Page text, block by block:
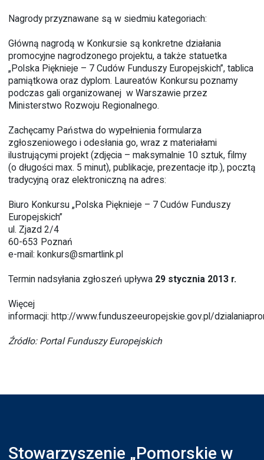
Nagrody przyznawane są w siedmiu kategoriach:
Główną nagrodą w Konkursie są konkretne działania
promocyjne nagrodzonego projektu, a także statuetka
„Polska Pięknieje – 7 Cudów Funduszy Europejskich”, tablica
pamiątkowa oraz dyplom. Laureatów Konkursu poznamy
podczas gali organizowanej w Warszawie przez
Ministerstwo Rozwoju Regionalnego.
Zachęcamy Państwa do wypełnienia formularza
zgłoszeniowego i odesłania go, wraz z materiałami
ilustrującymi projekt (zdjęcia – maksymalnie 10 sztuk, filmy
(o długości max. 5 minut), publikacje, prezentacje itp.), pocztą
tradycyjną oraz elektroniczną na adres:
Biuro Konkursu „Polska Pięknieje – 7 Cudów Funduszy
Europejskich”
ul. Zjazd 2/4
60-653 Poznań
e-mail: konkurs@smartlink.pl
Termin nadsyłania zgłoszeń upływa 29 stycznia 2013 r.
Więcej
informacji: http://www.funduszeeuropejskie.gov.pl/
Źródło: Portal Funduszy Europejskich
Stowarzyszenie „Pomorskie w